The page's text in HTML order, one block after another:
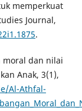
memperkuat
Journal,
.
moral dan nilai
Anak, 3(1),
Al-Athfal-